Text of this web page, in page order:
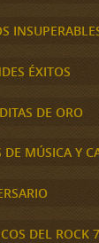
ÉXITOS
DE ORO
DE MÚSICA Y
DEL ROCK